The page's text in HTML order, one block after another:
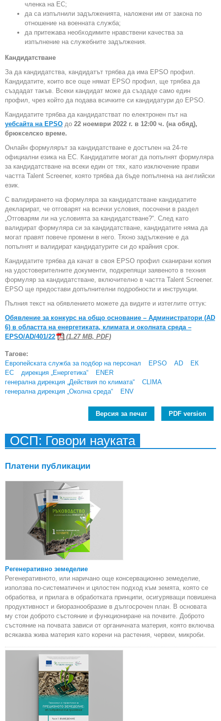
членка на ЕС;
да са изпълнили задълженията, наложени им от закона по
отношение на военната служба;
да притежава необходимите нравствени качества за
изпълнение на служебните задължения.
Кандидатстване
За да кандидатства, кандидатът трябва да има EPSO профил.
Кандидатите, които все още нямат EPSO профил, ще трябва да
създадат такъв. Всеки кандидат може да създаде само един
профил, чрез който да подава всичките си кандидатури до EPSO.
Кандидатите трябва да кандидатстват по електронен път на
уебсайта на EPSO до 22 ноември 2022 г. в 12:00 ч. (на обяд),
брюкселско време.
Онлайн формулярът за кандидатстване е достъпен на 24-те
официални езика на ЕС. Кандидатите могат да попълнят формуляра
за кандидатстване на всеки един от тях, като изключение прави
частта Talent Screener, която трябва да бъде попълнена на английски
език.
С валидирането на формуляра за кандидатстване кандидатите
декларират, че отговарят на всички условия, посочени в раздел
„Отговарям ли на условията за кандидатстване?“. След като
валидират формуляра си за кандидатстване, кандидатите няма да
могат правят повече промени в него. Тяхно задължение е да
попълнят и валидират кандидатурите си до крайния срок.
Кандидатите трябва да качат в своя EPSO профил сканирани копия
на удостоверителните документи, подкрепящи заявеното в техния
формуляр за кандидатстване, включително в частта Talent Screener.
EPSO ще предостави допълнителни подробности и инструкции.
Пълния текст на обявлението можете да видите и изтеглите оттук:
Обявление за конкурс на общо основание – Администратори (AD
6) в областта на енергетиката, климата и околната среда –
EPSO/AD/401/22
(1.27 MB, PDF)
Тагове:
Европейската служба за подбор на персонал
EPSO AD
ЕК
ЕС
дирекция „Енергетика“
ENER
генерална дирекция „Действия по климата“
CLIMA
генерална дирекция „Околна среда“
ENV
Версия за печат PDF version
ОСП: Говори науката
Платени публикации
Регенеративно земеделие
Регенеративното, или наричано още консервационно земеделие,
използва по-систематичен и цялостен подход към земята, която се
обработва, и прилага в обработката принципи, осигуряващи повишена
продуктивност и биоразнообразие в дългосрочен план. В основата
му стои доброто състояние и функциониране на почвите. Доброто
състояние на почвата зависи от органичната материя, която включва
всякаква жива материя като корени на растения, червеи, микроби.